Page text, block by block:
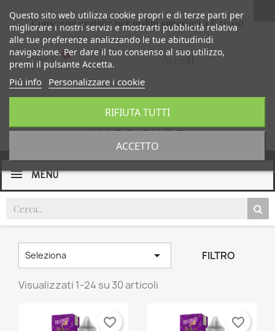
Consegna gratuita per ordini superiori a € 59,00
0,00 €
MENU
Seleziona  FILTRO
Visualizzati 1-24 su 30 articoli
favorite_border favorite_border
Questo sito web utilizza cookie propri e di terze parti per
migliorare i nostri servizi e mostrarti pubblicità relativa
alle tue preferenze analizzando le tue abitudinidi
navigazione. Per dare il tuo consenso al suo utilizzo,
premi il pulsante Accetta.
Piú info Personalizzare i cookie
RIFIUTA TUTTI
ACCETTO